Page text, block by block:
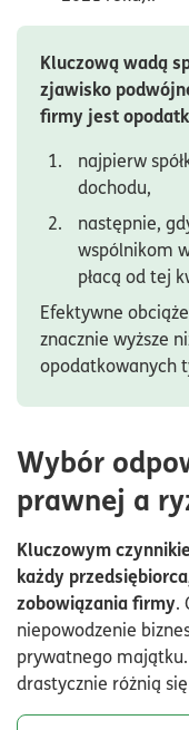
Kluczową wadą
zjawisko
firmy jest
najpierw
dochodu,
następnie,
wspólnikom
płacą od tej
Efektywne
znacznie wyższe
opodatkowanych
Wybór
prawnej a
Kluczowym
każdy
zobowiązania firmy.
niepowodzenie
prywatnego
drastycznie różnią